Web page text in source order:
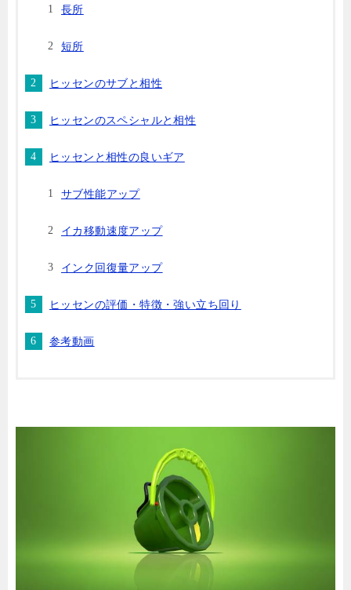
長所
短所
ヒッセンのサブと相性
ヒッセンのスペシャルと相性
ヒッセンと相性の良いギア
サブ性能アップ
イカ移動速度アップ
インク回復量アップ
ヒッセンの評価・特徴・強い立ち回り
参考動画